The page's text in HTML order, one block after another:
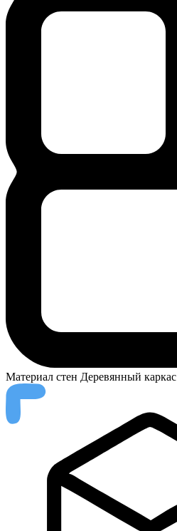
Материал стен Деревянный каркас